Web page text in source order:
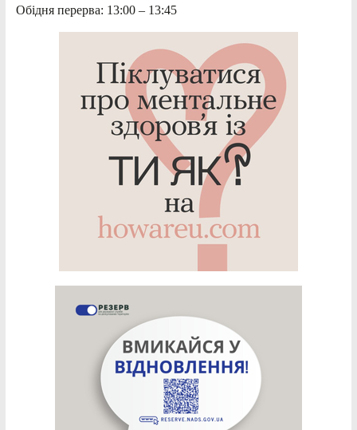
Обідня перерва: 13:00 – 13:45